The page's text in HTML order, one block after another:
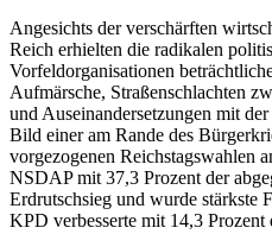
Angesichts der verschärften
Reich erhielten die radikalen
Vorfeldorganisationen
Aufmärsche, Straßenschlachten
und Auseinandersetzungen mit
Bild einer am Rande des
vorgezogenen Reichstagswahlen
NSDAP mit 37,3 Prozent der
Erdrutschsieg und wurde stärkste
KPD verbesserte mit 14,3